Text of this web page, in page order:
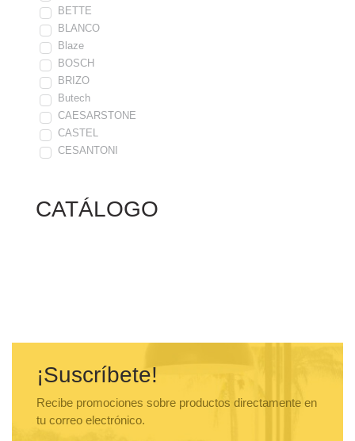
BETTE
BLANCO
Blaze
BOSCH
BRIZO
Butech
CAESARSTONE
CASTEL
CESANTONI
DELTA
DELTA BREEZ
GEBERIT
INSINKERATOR
Krion
CATÁLOGO
¡Suscríbete!
Recibe promociones sobre productos directamente en
tu correo electrónico.